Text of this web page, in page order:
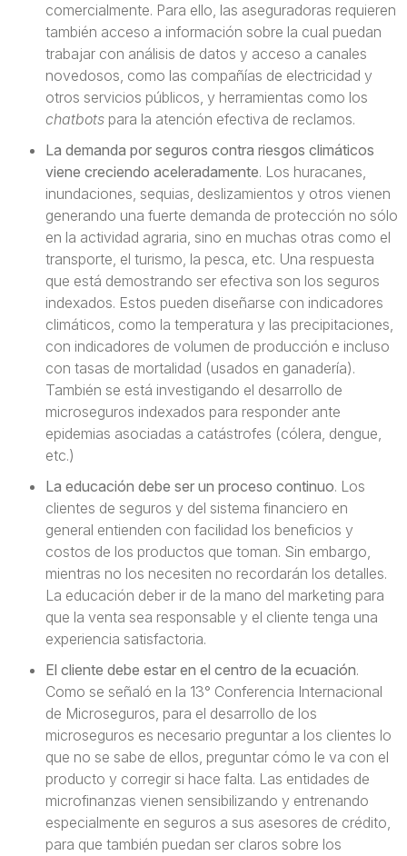
comercialmente. Para ello, las aseguradoras requieren
también acceso a información sobre la cual puedan
trabajar con análisis de datos y acceso a canales
novedosos, como las compañías de electricidad y
otros servicios públicos, y herramientas como los
chatbots para la atención efectiva de reclamos.
La demanda por seguros contra riesgos climáticos
viene creciendo aceleradamente. Los huracanes,
inundaciones, sequias, deslizamientos y otros vienen
generando una fuerte demanda de protección no sólo
en la actividad agraria, sino en muchas otras como el
transporte, el turismo, la pesca, etc. Una respuesta
que está demostrando ser efectiva son los seguros
indexados. Estos pueden diseñarse con indicadores
climáticos, como la temperatura y las precipitaciones,
con indicadores de volumen de producción e incluso
con tasas de mortalidad (usados en ganadería).
También se está investigando el desarrollo de
microseguros indexados para responder ante
epidemias asociadas a catástrofes (cólera, dengue,
etc.)
La educación debe ser un proceso continuo. Los
clientes de seguros y del sistema financiero en
general entienden con facilidad los beneficios y
costos de los productos que toman. Sin embargo,
mientras no los necesiten no recordarán los detalles.
La educación deber ir de la mano del marketing para
que la venta sea responsable y el cliente tenga una
experiencia satisfactoria.
El cliente debe estar en el centro de la ecuación.
Como se señaló en la 13° Conferencia Internacional
de Microseguros, para el desarrollo de los
microseguros es necesario preguntar a los clientes lo
que no se sabe de ellos, preguntar cómo le va con el
producto y corregir si hace falta. Las entidades de
microfinanzas vienen sensibilizando y entrenando
especialmente en seguros a sus asesores de crédito,
para que también puedan ser claros sobre los